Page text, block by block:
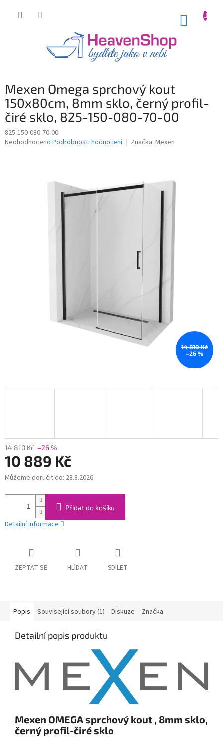
Mexen Omega sprchový kout
150x80cm, 8mm sklo, černý profil-
čiré sklo, 825-150-080-70-00
825-150-080-70-00
Průměrné
Neohodnoceno Podrobnosti hodnocení Značka: Mexen
14 810 Kč
–26 %
14 810 Kč –26 %
10 889 Kč
Měrná
Můžeme doručit do: 28.8.2026
Přidat do košíku
Detailní informace
ZEPTAT SE HLÍDAT SDÍLET
Popis Související soubory (1) Diskuze Značka
Detailní popis produktu
Mexen OMEGA sprchový kout , 8mm sklo,
černý profil-čiré sklo